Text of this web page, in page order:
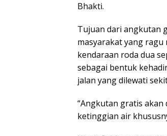
Bhakti.
Tujuan dari angkutan
masyarakat yang
kendaraan roda dua
sebagai bentuk
jalan yang dilewati
“Angkutan gratis akan
ketinggian air